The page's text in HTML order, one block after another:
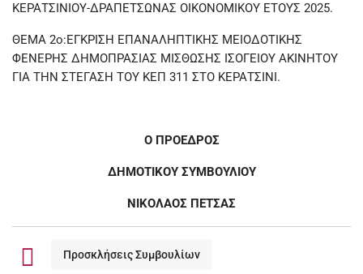
ΚΕΡΑΤΣΙΝΙΟΥ-ΔΡΑΠΕΤΣΩΝΑΣ ΟΙΚΟΝΟΜΙΚΟΥ ΕΤΟΥΣ 2025.
ΘΕΜΑ 2ο:ΕΓΚΡΙΣΗ ΕΠΑΝΑΛΗΠΤΙΚΗΣ ΜΕΙΟΔΟΤΙΚΗΣ
ΦΕΝΕΡΗΣ ΔΗΜΟΠΡΑΣΙΑΣ ΜΙΣΘΩΣΗΣ ΙΣΟΓΕΙΟΥ ΑΚΙΝΗΤΟΥ
ΓΙΑ ΤΗΝ ΣΤΕΓΑΣΗ ΤΟΥ ΚΕΠ 311 ΣΤΟ ΚΕΡΑΤΣΙΝΙ.
Ο ΠΡΟΕΔΡΟΣ
ΔΗΜΟΤΙΚΟΥ ΣΥΜΒΟΥΛΙΟΥ
ΝΙΚΟΛΑΟΣ ΠΕΤΣΑΣ
Προσκλήσεις Συμβουλίων